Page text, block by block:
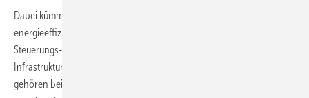
Dabei kümmert sich das Team von Secure Power Systems um sichere,
energieeffiziente und hochverfügbare Stromversorgung, Mess-,
Steuerungs- und Regelungs- sowie Klimatechnik für kritische
Infrastrukturen. Zu den entsprechenden Leistungskomponenten
gehören beispielsweise die Installation kompletter Anlagen zur